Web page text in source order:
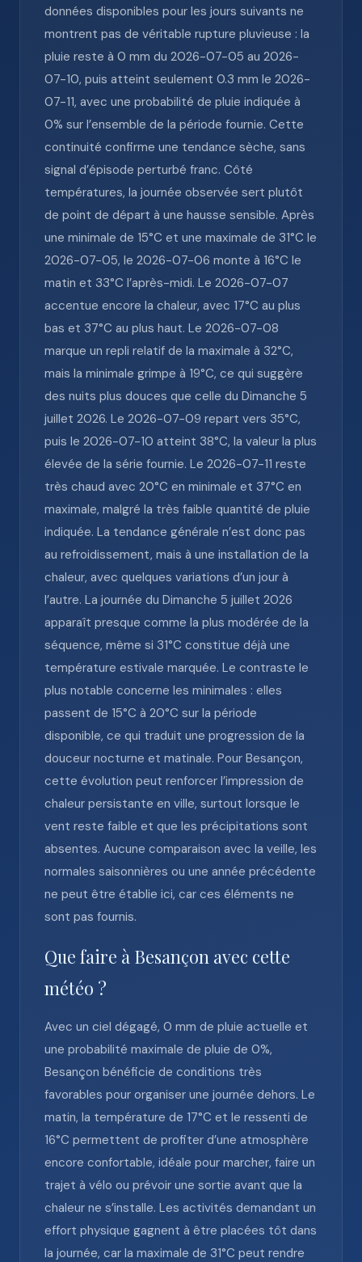
données disponibles pour les jours suivants ne
montrent pas de véritable rupture pluvieuse : la
pluie reste à 0 mm du 2026-07-05 au 2026-
07-10, puis atteint seulement 0.3 mm le 2026-
07-11, avec une probabilité de pluie indiquée à
0% sur l’ensemble de la période fournie. Cette
continuité confirme une tendance sèche, sans
signal d’épisode perturbé franc. Côté
températures, la journée observée sert plutôt
de point de départ à une hausse sensible. Après
une minimale de 15°C et une maximale de 31°C le
2026-07-05, le 2026-07-06 monte à 16°C le
matin et 33°C l’après-midi. Le 2026-07-07
accentue encore la chaleur, avec 17°C au plus
bas et 37°C au plus haut. Le 2026-07-08
marque un repli relatif de la maximale à 32°C,
mais la minimale grimpe à 19°C, ce qui suggère
des nuits plus douces que celle du Dimanche 5
juillet 2026. Le 2026-07-09 repart vers 35°C,
puis le 2026-07-10 atteint 38°C, la valeur la plus
élevée de la série fournie. Le 2026-07-11 reste
très chaud avec 20°C en minimale et 37°C en
maximale, malgré la très faible quantité de pluie
indiquée. La tendance générale n’est donc pas
au refroidissement, mais à une installation de la
chaleur, avec quelques variations d’un jour à
l’autre. La journée du Dimanche 5 juillet 2026
apparaît presque comme la plus modérée de la
séquence, même si 31°C constitue déjà une
température estivale marquée. Le contraste le
plus notable concerne les minimales : elles
passent de 15°C à 20°C sur la période
disponible, ce qui traduit une progression de la
douceur nocturne et matinale. Pour Besançon,
cette évolution peut renforcer l’impression de
chaleur persistante en ville, surtout lorsque le
vent reste faible et que les précipitations sont
absentes. Aucune comparaison avec la veille, les
normales saisonnières ou une année précédente
ne peut être établie ici, car ces éléments ne
sont pas fournis.
Que faire à Besançon avec cette
météo ?
Avec un ciel dégagé, 0 mm de pluie actuelle et
une probabilité maximale de pluie de 0%,
Besançon bénéficie de conditions très
favorables pour organiser une journée dehors. Le
matin, la température de 17°C et le ressenti de
16°C permettent de profiter d’une atmosphère
encore confortable, idéale pour marcher, faire un
trajet à vélo ou prévoir une sortie avant que la
chaleur ne s’installe. Les activités demandant un
effort physique gagnent à être placées tôt dans
la journée, car la maximale de 31°C peut rendre